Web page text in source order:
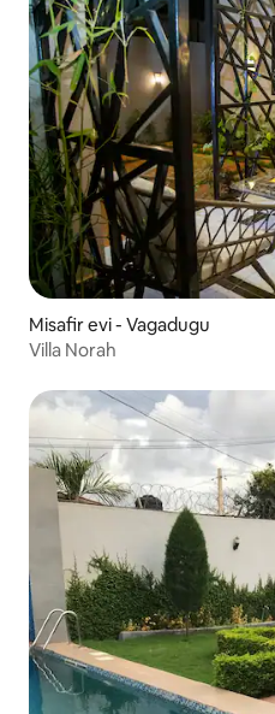
Misafir evi - Vagadugu
Villa Norah